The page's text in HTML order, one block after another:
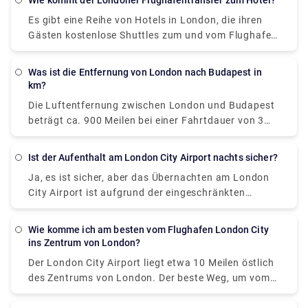
etwa £11 kostet. Erwägen Sie, sich für eine Fahrt zu
entscheiden, die irgendwo zwischen £ 2 und £ 4
Standardpreisen ab 2,00 £. Es ist eine direkte
Verbindung zwischen Gatwick und London über
Earls Court/West Brompton, die etwa 1 Stunde
dauert. easyBus betreibt seinen Service 24 Stunden
am Tag, sieben Tage die Woche.
Es gibt eine Reihe von Hotels in London, die ihren
Gästen kostenlose Shuttles zum und vom Flughafen
anbieten, wie z die Abgabestellen der Stadt (Hotels).
Voraus buchen.
Was ist die Entfernung von London nach Budapest in
km?
Die Luftentfernung zwischen London und Budapest
beträgt ca. 900 Meilen bei einer Fahrtdauer von 3
Stunden. Während die Fahrstrecke zwischen ihnen
dauern, um das Ziel zu erreichen. Das gilt als lange
Fahrt und es ist nicht möglich, ohne Unterbrechung
zu fahren. Da Flugzeuge viel schneller sind als
Autos, beträgt die Flugzeit etwa ein Achtel dessen,
was man zum Autofahren brauchen würde. Um eine
bessere Vorstellung davon zu bekommen, wie lange
diese Reise dauern würde, müssen Sie sie online auf
einer seriösen Website berechnen.
Ist der Aufenthalt am London City Airport nachts sicher?
Ja, es ist sicher, aber das Übernachten am London
City Airport ist aufgrund der eingeschränkten
Betriebszeiten nicht möglich, da der Flughafen
schließt. Wenn Sie in der Nähe des Flughafens
Nachtflug zu erwischen, und Ihren Schlaf nicht aufs
Spiel setzen möchten, sind Hotels in der Nähe.
Wie komme ich am besten vom Flughafen London City
ins Zentrum von London?
Der London City Airport liegt etwa 10 Meilen östlich
des Zentrums von London. Der beste Weg, um vom
Flughafen London City ins Zentrum von London zu